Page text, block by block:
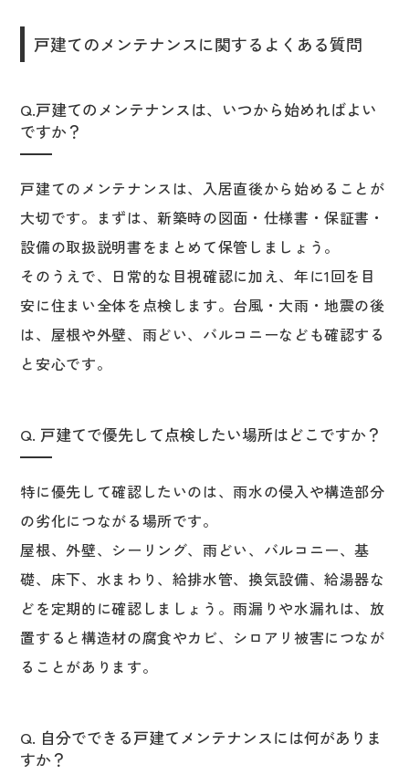
戸建てのメンテナンスに関するよくある質問
Q.戸建てのメンテナンスは、いつから始めればよい
ですか？
戸建てのメンテナンスは、入居直後から始めることが
大切です。まずは、新築時の図面・仕様書・保証書・
設備の取扱説明書をまとめて保管しましょう。
そのうえで、日常的な目視確認に加え、年に1回を目
安に住まい全体を点検します。台風・大雨・地震の後
は、屋根や外壁、雨どい、バルコニーなども確認する
と安心です。
Q. 戸建てで優先して点検したい場所はどこですか？
特に優先して確認したいのは、雨水の侵入や構造部分
の劣化につながる場所です。
屋根、外壁、シーリング、雨どい、バルコニー、基
礎、床下、水まわり、給排水管、換気設備、給湯器な
どを定期的に確認しましょう。雨漏りや水漏れは、放
置すると構造材の腐食やカビ、シロアリ被害につなが
ることがあります。
Q. 自分でできる戸建てメンテナンスには何がありま
すか？